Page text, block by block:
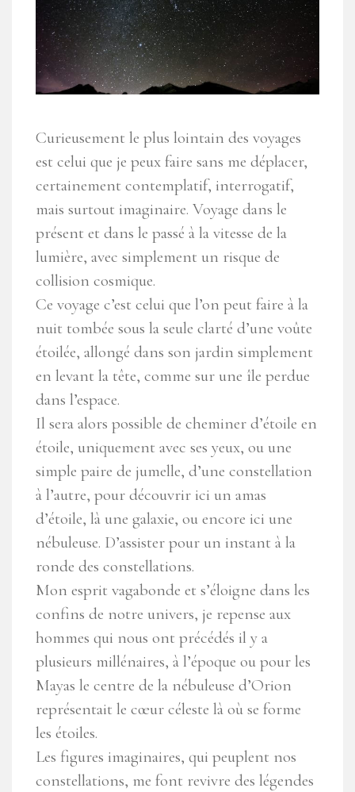
Curieusement le plus lointain des voyages
est celui que je peux faire sans me déplacer,
certainement contemplatif, interrogatif,
mais surtout imaginaire. Voyage dans le
présent et dans le passé à la vitesse de la
lumière, avec simplement un risque de
collision cosmique.
Ce voyage c’est celui que l’on peut faire à la
nuit tombée sous la seule clarté d’une voûte
étoilée, allongé dans son jardin simplement
en levant la tête, comme sur une île perdue
dans l’espace.
Il sera alors possible de cheminer d’étoile en
étoile, uniquement avec ses yeux, ou une
simple paire de jumelle, d’une constellation
à l’autre, pour découvrir ici un amas
d’étoile, là une galaxie, ou encore ici une
nébuleuse. D’assister pour un instant à la
ronde des constellations.
Mon esprit vagabonde et s’éloigne dans les
confins de notre univers, je repense aux
hommes qui nous ont précédés il y a
plusieurs millénaires, à l’époque ou pour les
Mayas le centre de la nébuleuse d’Orion
représentait le cœur céleste là où se forme
les étoiles.
Les figures imaginaires, qui peuplent nos
constellations, me font revivre des légendes